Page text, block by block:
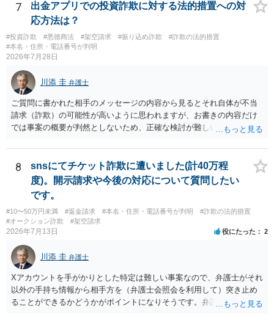
7
出金アプリでの投資詐欺に対する法的措置への対
応方法は？
#投資詐欺 #悪徳商法 #架空請求 #振り込め詐欺
#詐欺の法的措置
#本名・住所・電話番号が判明
2026年7月28日
川添 圭 弁護士
ご質問に書かれた相手のメッセージの内容から見るとそれ自体が不当
請求（詐欺）の可能性が高いように思われますが、お書きの内容だけ
では事案の概要が判然としないため、正確な検討が難しいです。例え
画面を見て貰いながらアドバイスう受けた方が確実です。
8
snsにてチケット詐欺に遭いました(計40万程
度)。開示請求や今後の対応について質問したい
です。
#10〜50万円未満 #返金請求 #本名・住所・電話番号が判明
#詐欺の法的措置
#オークション詐欺
#架空請求
2026年7月13日 役にたった 2
川添 圭 弁護士
Xアカウントを手がかりとした特定は難しい事案なので、弁護士がそれ
以外の手持ち情報から相手方を（弁護士会照会を利用して）突き止め
ることができるかどうかがポイントになりそうです。弁護士による調